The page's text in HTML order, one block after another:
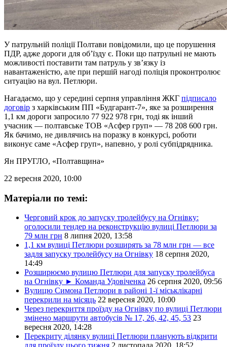
У патрульній поліції Полтави повідомили, що це порушення
ПДР, адже дороги для об’їзду є. Поки що патрульні не мають
можливості поставити там патруль у зв’язку із
навантаженістю, але при першій нагоді поліція проконтролює
ситуацію на вул. Петлюри.
Нагадаємо, що у середині серпня управління ЖКГ підписало
договір з харківським ПП «Будгарант-7», яке за розширення
1,1 км дороги запросило 77 922 978 грн, тоді як інший
учасник — полтавське ТОВ «Асфер груп» — 78 208 600 грн.
Як бачимо, не дивлячись на поразку в конкурсі, роботи
виконує саме «Асфер груп», напевно, у ролі субпідрядника.
Ян ПРУГЛО, «Полтавщина»
22 вересня 2020, 10:00
Матеріали по темі:
Черговий крок до запуску тролейбусу на Огнівку:
оголосили тендер на реконструкцію вулиці Петлюри за
79 млн грн 8 липня 2020, 13:58
1,1 км вулиці Петлюри розширять за 78 млн грн — все
задля запуску тролейбусу на Огнівку 18 серпня 2020,
14:49
Розширюємо вулицю Петлюри для запуску тролейбуса
на Огнівку ► Команда Удовіченка 26 серпня 2020, 09:56
Вулицю Симона Петлюри в районі 1-ї міськлікарні
перекрили на місяць 22 вересня 2020, 10:00
Через перекриття проїзду на Огнівку по вулиці Петлюри
змінено маршрути автобусів № 17, 26, 42, 45, 53 23
вересня 2020, 14:28
Перекриту ділянку вулиці Петлюри планують відкрити